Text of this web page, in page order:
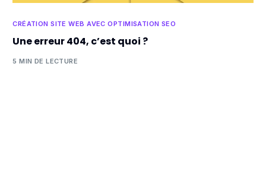
CRÉATION SITE WEB AVEC OPTIMISATION SEO
Une erreur 404, c’est quoi ?
5 MIN DE LECTURE